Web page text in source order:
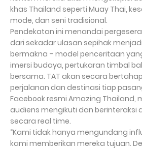
khas Thailand seperti Muay Thai,
mode, dan seni tradisional.
Pendekatan ini menandai
dari sekadar ulasan sepihak
bermakna – model penceritaan
imersi budaya, pertukaran timbal
bersama. TAT akan secara
perjalanan dan destinasi tiap
Facebook resmi Amazing Thailand,
audiens mengikuti dan berinteraksi
secara real time.
“Kami tidak hanya mengundang
kami memberikan mereka tujuan.